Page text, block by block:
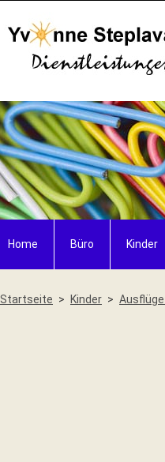
Home Büro Kinder
Startseite Kinder